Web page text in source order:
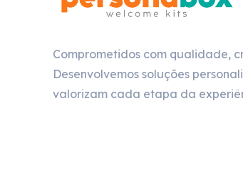
Comprometidos com qualidade,
Desenvolvemos soluções
valorizam cada etapa da